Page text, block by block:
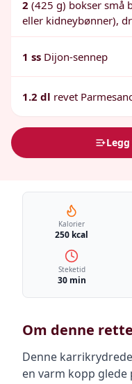
2 (425 g) bokser små
eller kidneybønner),
1 ss Dijon-sennep
1.2 dl revet
Kalorier
250 kcal
Steketid
30 min
Om denne
Denne
en varm kopp